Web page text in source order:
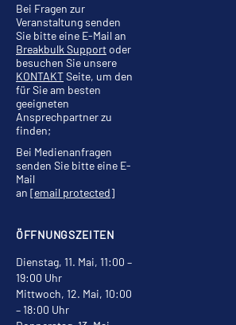
ÖFFNUNGSZEITEN
Dienstag, 11. Mai, 11:00 –
19:00 Uhr
Mittwoch, 12. Mai, 10:00
– 18:00 Uhr
Bei Fragen zur
Veranstaltung senden
Sie bitte eine E-Mail an
Breakbulk Supportoder
besuchen Sie unsere
KONTAKTSeite, um den
für Sie am besten
geeigneten
Ansprechpartner zu
finden;
Bei Medienanfragen
senden Sie bitte eine E-
Mail
an [email protected]